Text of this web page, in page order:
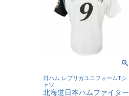
日ハム レプリカユニフォームTシ
ャツ
北海道日本ハムファイター